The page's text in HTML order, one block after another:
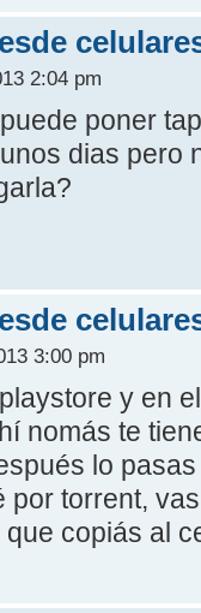
2:04 pm
poner
dias pero
3:00 pm
y en
nomás te
lo
por torrent,
copiás al